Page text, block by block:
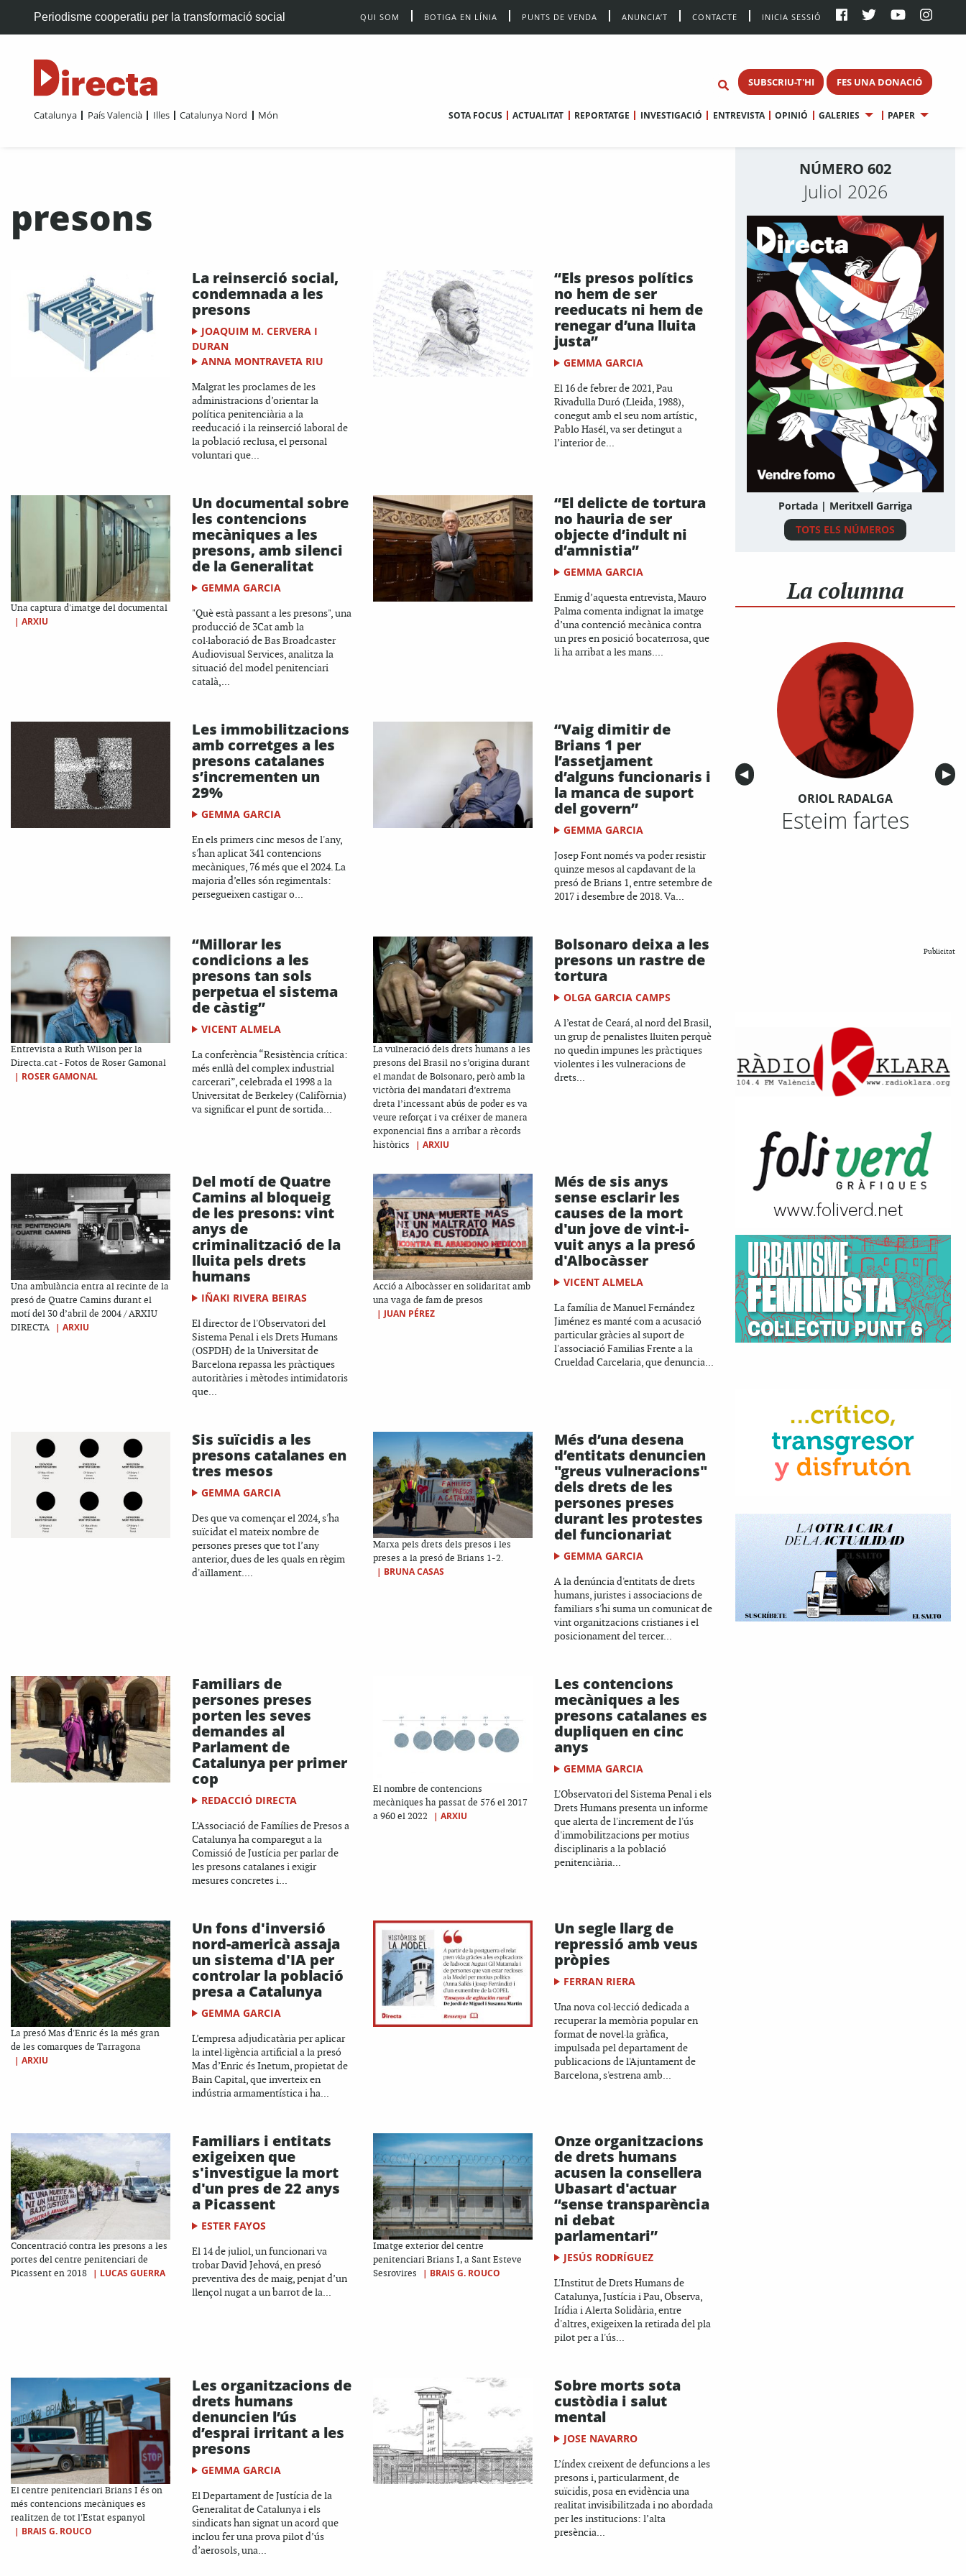
Periodisme cooperatiu per la transformació social QUI SOM BOTIGA EN LÍNIA PUNTS DE VENDA ANUNCIA’T CONTACTE INICIA SESSIÓ
SUBSCRIU-T'HI FES UNA DONACIÓ
Catalunya País Valencià Illes Catalunya Nord Món SOTA FOCUS ACTUALITAT REPORTATGE INVESTIGACIÓ ENTREVISTA OPINIÓ GALERIES PAPER
presons
La reinserció social,
condemnada a les
presons
JOAQUIM M. CERVERA I
DURAN
ANNA MONTRAVETA RIU
Malgrat les proclames de les
administracions d’orientar la
política penitenciària a la
reeducació i la reinserció laboral de
la població reclusa, el personal
voluntari que...
“Els presos polítics
no hem de ser
reeducats ni hem de
renegar d’una lluita
justa”
GEMMA GARCIA
El 16 de febrer de 2021, Pau
Rivadulla Duró (Lleida, 1988),
conegut amb el seu nom artístic,
Pablo Hasél, va ser detingut a
l’interior de...
Una captura d'imatge del documental
| ARXIU
Un documental sobre
les contencions
mecàniques a les
presons, amb silenci
de la Generalitat
GEMMA GARCIA
"Què està passant a les presons", una
producció de 3Cat amb la
col·laboració de Bas Broadcaster
Audiovisual Services, analitza la
situació del model penitenciari
català,...
“El delicte de tortura
no hauria de ser
objecte d’indult ni
d’amnistia”
GEMMA GARCIA
Enmig d’aquesta entrevista, Mauro
Palma comenta indignat la imatge
d’una contenció mecànica contra
un pres en posició bocaterrosa, que
li ha arribat a les mans....
Les immobilitzacions
amb corretges a les
presons catalanes
s’incrementen un
29%
GEMMA GARCIA
En els primers cinc mesos de l'any,
s'han aplicat 341 contencions
mecàniques, 76 més que el 2024. La
majoria d’elles són regimentals:
persegueixen castigar o...
“Vaig dimitir de
Brians 1 per
l’assetjament
d’alguns funcionaris i
la manca de suport
del govern”
GEMMA GARCIA
Josep Font només va poder resistir
quinze mesos al capdavant de la
presó de Brians 1, entre setembre de
2017 i desembre de 2018. Va...
Entrevista a Ruth Wilson per la
Directa.cat - Fotos de Roser Gamonal
| ROSER GAMONAL
“Millorar les
condicions a les
presons tan sols
perpetua el sistema
de càstig”
VICENT ALMELA
La conferència “Resistència crítica:
més enllà del complex industrial
carcerari”, celebrada el 1998 a la
Universitat de Berkeley (Califòrnia)
va significar el punt de sortida...
La vulneració dels drets humans a les
presons del Brasil no s’origina durant
el mandat de Bolsonaro, però amb la
victòria del mandatari d’extrema
dreta l’incessant abús de poder es va
veure reforçat i va créixer de manera
exponencial fins a arribar a rècords
històrics
| ARXIU
Bolsonaro deixa a les
presons un rastre de
tortura
OLGA GARCIA CAMPS
A l’estat de Ceará, al nord del Brasil,
un grup de penalistes lluiten perquè
no quedin impunes les pràctiques
violentes i les vulneracions de
drets...
Una ambulància entra al recinte de la
presó de Quatre Camins durant el
motí del 30 d’abril de 2004 / ARXIU
DIRECTA
| ARXIU
Del motí de Quatre
Camins al bloqueig
de les presons: vint
anys de
criminalització de la
lluita pels drets
humans
IÑAKI RIVERA BEIRAS
El director de l'Observatori del
Sistema Penal i els Drets Humans
(OSPDH) de la Universitat de
Barcelona repassa les pràctiques
autoritàries i mètodes intimidatoris
que...
Acció a Albocàsser en solidaritat amb
una vaga de fam de presos
| JUAN PÉREZ
Més de sis anys
sense esclarir les
causes de la mort
d'un jove de vint-i-
vuit anys a la presó
d'Albocàsser
VICENT ALMELA
La família de Manuel Fernández
Jiménez es manté com a acusació
particular gràcies al suport de
l'associació Familias Frente a la
Crueldad Carcelaria, que denuncia...
Sis suïcidis a les
presons catalanes en
tres mesos
GEMMA GARCIA
Des que va començar el 2024, s'ha
suïcidat el mateix nombre de
persones preses que tot l’any
anterior, dues de les quals en règim
d'aïllament....
Marxa pels drets dels presos i les
preses a la presó de Brians 1-2.
| BRUNA CASAS
Més d’una desena
d’entitats denuncien
"greus vulneracions"
dels drets de les
persones preses
durant les protestes
del funcionariat
GEMMA GARCIA
A la denúncia d'entitats de drets
humans, juristes i associacions de
familiars s'hi suma un comunicat de
vint organitzacions cristianes i el
posicionament del tercer...
Familiars de
persones preses
porten les seves
demandes al
Parlament de
Catalunya per primer
cop
REDACCIÓ DIRECTA
L’Associació de Famílies de Presos a
Catalunya ha comparegut a la
Comissió de Justícia per parlar de
les presons catalanes i exigir
mesures concretes i...
El nombre de contencions
mecàniques ha passat de 576 el 2017
a 960 el 2022
| ARXIU
Les contencions
mecàniques a les
presons catalanes es
dupliquen en cinc
anys
GEMMA GARCIA
L'Observatori del Sistema Penal i els
Drets Humans presenta un informe
que alerta de l'increment de l'ús
d'immobilitzacions per motius
disciplinaris a la població
penitenciària...
La presó Mas d'Enric és la més gran
de les comarques de Tarragona
| ARXIU
Un fons d'inversió
nord-americà assaja
un sistema d'IA per
controlar la població
presa a Catalunya
GEMMA GARCIA
L’empresa adjudicatària per aplicar
la intel·ligència artificial a la presó
Mas d’Enric és Inetum, propietat de
Bain Capital, que inverteix en
indústria armamentística i ha...
Un segle llarg de
repressió amb veus
pròpies
FERRAN RIERA
Una nova col·lecció dedicada a
recuperar la memòria popular en
format de novel·la gràfica,
impulsada pel departament de
publicacions de l'Ajuntament de
Barcelona, s'estrena amb...
Concentració contra les presons a les
portes del centre penitenciari de
Picassent en 2018
| LUCAS GUERRA
Familiars i entitats
exigeixen que
s'investigue la mort
d'un pres de 22 anys
a Picassent
ESTER FAYOS
El 14 de juliol, un funcionari va
trobar David Jehová, en presó
preventiva des de maig, penjat d’un
llençol nugat a un barrot de la...
Imatge exterior del centre
penitenciari Brians I, a Sant Esteve
Sesrovires
| BRAIS G. ROUCO
Onze organitzacions
de drets humans
acusen la consellera
Ubasart d'actuar
“sense transparència
ni debat
parlamentari”
JESÚS RODRÍGUEZ
L'Institut de Drets Humans de
Catalunya, Justícia i Pau, Observa,
Irídia i Alerta Solidària, entre
d'altres, exigeixen la retirada del pla
pilot per a l'ús...
El centre penitenciari Brians I és on
més contencions mecàniques es
realitzen de tot l'Estat espanyol
| BRAIS G. ROUCO
Les organitzacions de
drets humans
denuncien l’ús
d’esprai irritant a les
presons
GEMMA GARCIA
El Departament de Justícia de la
Generalitat de Catalunya i els
sindicats han signat un acord que
inclou fer una prova pilot d’ús
d’aerosols, una...
Sobre morts sota
custòdia i salut
mental
JOSE NAVARRO
L’índex creixent de defuncions a les
presons i, particularment, de
suïcidis, posa en evidència una
realitat invisibilitzada i no abordada
per les institucions: l’alta
presència...
NÚMERO 602
Juliol 2026
Portada | Meritxell Garriga
TOTS ELS NÚMEROS
La columna
Anterior
◀︎ ▶︎
ORIOL RADALGA
Esteim fartes
Publicitat